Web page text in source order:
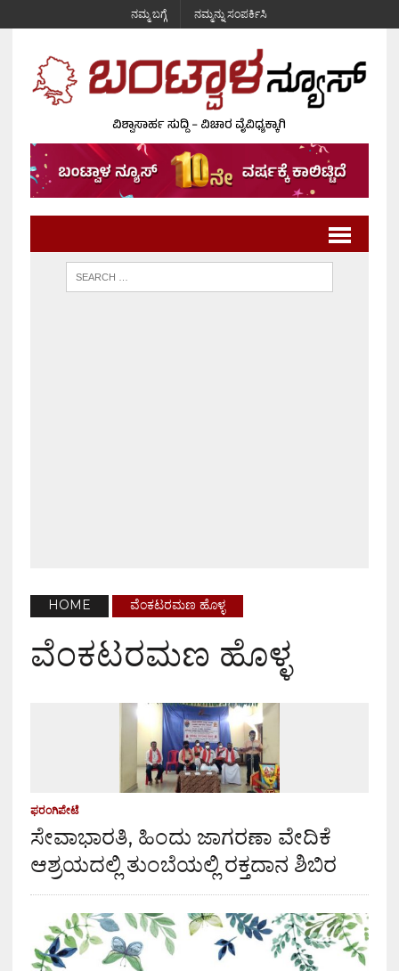
ನಮ್ಮ ಬಗ್ಗೆ ನಮ್ಮನ್ನು ಸಂಪರ್ಕಿಸಿ
HOME ವೆಂಕಟರಮಣ ಹೊಳ್ಳ
ವೆಂಕಟರಮಣ ಹೊಳ್ಳ
ಫರಂಗಿಪೇಟೆ
ಸೇವಾಭಾರತಿ, ಹಿಂದು ಜಾಗರಣಾ ವೇದಿಕೆ
ಆಶ್ರಯದಲ್ಲಿ ತುಂಬೆಯಲ್ಲಿ ರಕ್ತದಾನ ಶಿಬಿರ